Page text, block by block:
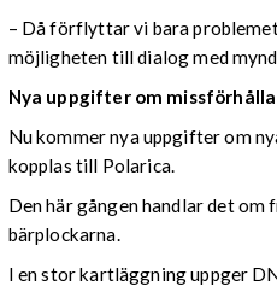
– Då förflyttar vi bara
möjligheten till dialog med
Nya uppgifter om
Nu kommer nya uppgifter om
kopplas till Polarica.
Den här gången handlar det
bärplockarna.
I en stor kartläggning uppger